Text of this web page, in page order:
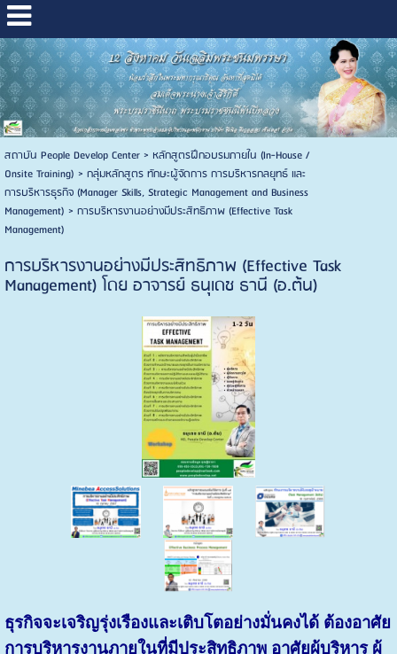
สถาบัน People Develop Center> หลักสูตรฝึกอบรมภายใน (In-House /
Onsite Training) > กลุ่มหลักสูตร ทักษะผู้จัดการ การบริหารกลยุทธ์ และ
การบริหารธุรกิจ (Manager Skills, Strategic Management and Business
Management) > การบริหารงานอย่างมีประสิทธิภาพ (Effective Task
Management)
การบริหารงานอย่างมีประสิทธิภาพ (Effective Task
Management) โดย อาจารย์ ธนุเดช ธานี (อ.ต้น)
ธุรกิจจะเจริญรุ่งเรืองและเติบโตอย่างมั่นคงได้ ต้องอาศัย
การบริหารงานภายในที่มีประสิทธิภาพ อาศัยผู้บริหาร ผู้